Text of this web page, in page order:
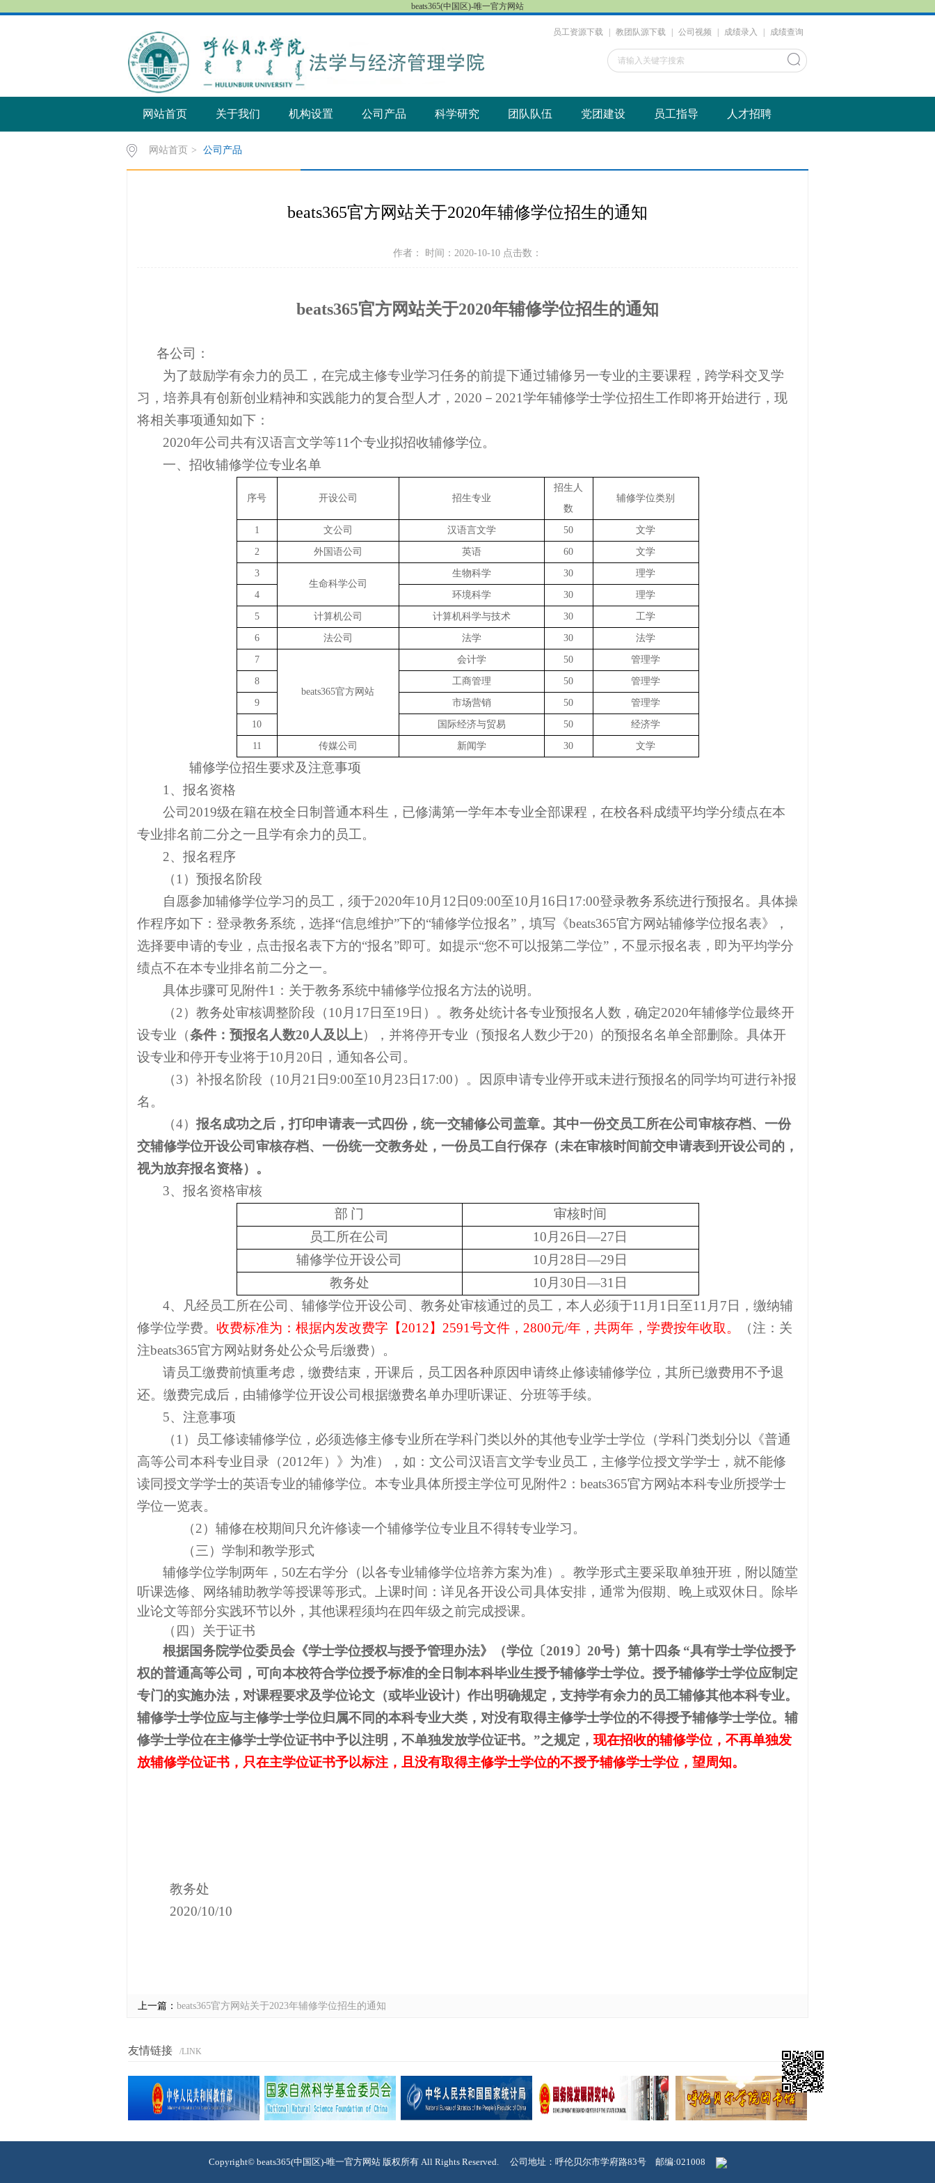
beats365(中国区)-唯一官方网站
员工资源下载 教团队源下载 公司视频 成绩录入 成绩查询
网站首页 关于我们 机构设置 公司产品 科学研究 团队队伍 党团建设 员工指导 人才招聘
网站首页 > 公司产品
beats365官方网站关于2020年辅修学位招生的通知
作者： 时间：2020-10-10 点击数：
beats365官方网站关于2020年辅修学位招生的通知
各公司：
为了鼓励学有余力的员工，在完成主修专业学习任务的前提下通过辅修另一专业的主要课程，跨学科交叉学
习，培养具有创新创业精神和实践能力的复合型人才， 2020 － 2021学年辅修学士学位招生工作即将开始进行，现
将相关事项通知如下：
2020年公司共有汉语言文学等11个专业拟招收辅修学位。
一、招收辅修学位专业名单
序号 开设公司 招生专业
招生人
数
辅修学位类别
1 文公司 汉语言文学 50 文学
2 外国语公司 英语 60 文学
3
生命科学公司
生物科学 30 理学
4 环境科学 30 理学
5 计算机公司 计算机科学与技术 30 工学
6 法公司 法学 30 法学
7
beats365官方网站
会计学 50 管理学
8 工商管理 50 管理学
9 市场营销 50 管理学
10 国际经济与贸易 50 经济学
11 传媒公司 新闻学 30 文学
辅修学位招生要求及注意事项
1 、报名资格
公司 2019级在籍在校全日制普通本科生，已修满第一学年本专业全部课程，在校各科成绩平均学分绩点在本
专业排名前二分之一且学有余力的员工。
2、报名程序
（1 ）预报名阶段
自愿参加辅修学位学习的员工，须于2020年10 月 12 日09:00至10 月 16 日 17:00登录教务系统进行预报名。具体操
作程序如下：登录教务系统，选择“信息维护”下的“辅修学位报名”，填写《beats365官方网站辅修学位报名表》，
选择要申请的专业，点击报名表下方的“报名”即可。如提示“您不可以报第二学位”，不显示报名表，即为平均学分
绩点不在本专业排名前二分之一。
具体步骤可见附件1 ：关于教务系统中辅修学位报名方法的说明。
（2）教务处审核调整阶段（10 月 17 日至19 日）。教务处统计各专业预报名人数，确定2020年辅修学位最终开
设专业（条件：预报名人数20人及以上），并将停开专业（预报名人数少于20）的预报名名单全部删除。具体开
设专业和停开专业将于10 月 20 日，通知各公司。
（3）补报名阶段（10 月 21 日9:00至10 月 23 日 17:00）。因原申请专业停开或未进行预报名的同学均可进行补报
名。
（4） 报名成功之后，打印申请表一式四份，统一交辅修公司盖章。其中一份交员工所在公司审核存档、一份
交辅修学位开设公司审核存档、一份统一交教务处，一份员工自行保存（未在审核时间前交申请表到开设公司的，
视为放弃报名资格）。
3、报名资格审核
部 门
审核时间
员工所在公司
10 月 26 日—27 日
辅修学位开设公司
10 月 28 日—29 日
教务处
10 月 30 日—31 日
4、凡经员工所在公司、辅修学位开设公司、教务处审核通过的员工，本人必须于11 月 1 日至11 月 7 日，缴纳辅
修学位学费。 收费标准为：根据内发改费字【2012】 2591号文件， 2800元/年，共两年，学费按年收取。
（注：关
注beats365官方网站财务处公众号后缴费）。
请员工缴费前慎重考虑，缴费结束，开课后，员工因各种原因申请终止修读辅修学位，其所已缴费用不予退
还。缴费完成后，由辅修学位开设公司根据缴费名单办理听课证、分班等手续。
5、注意事项
（1 ）员工修读辅修学位，必须选修主修专业所在学科门类以外的其他专业学士学位（学科门类划分以《普通
高等公司本科专业目录（2012年）》为准），如：文公司汉语言文学专业员工，主修学位授文学学士，就不能修
读同授文学学士的英语专业的辅修学位。本专业具体所授主学位可见附件2 ：beats365官方网站本科专业所授学士
学位一览表。
（2）辅修在校期间只允许修读一个辅修学位专业且不得转专业学习。
（三）学制和教学形式
辅修学位学制两年， 50左右学分（以各专业辅修学位培养方案为准）。教学形式主要采取单独开班，附以随堂
听课选修、网络辅助教学等授课等形式。上课时间：详见各开设公司具体安排，通常为假期、晚上或双休日。除毕
业论文等部分实践环节以外，其他课程须均在四年级之前完成授课。
（四）关于证书
根据国务院学位委员会《学士学位授权与授予管理办法》（学位〔2019 〕 20号）第十四条 “具有学士学位授予
权的普通高等公司，可向本校符合学位授予标准的全日制本科毕业生授予辅修学士学位。授予辅修学士学位应制定
专门的实施办法，对课程要求及学位论文（或毕业设计）作出明确规定，支持学有余力的员工辅修其他本科专业。
辅修学士学位应与主修学士学位归属不同的本科专业大类，对没有取得主修学士学位的不得授予辅修学士学位。辅
修学士学位在主修学士学位证书中予以注明，不单独发放学位证书。”之规定，现在招收的辅修学位，不再单独发
放辅修学位证书，只在主学位证书予以标注，且没有取得主修学士学位的不授予辅修学士学位，望周知。
教务处
2020/10/10
上一篇： beats365官方网站关于2023年辅修学位招生的通知
友情链接 /LINK
Copyright© beats365(中国区)-唯一官方网站 版权所有 All Rights Reserved. 公司地址：呼伦贝尔市学府路83号 邮编:021008